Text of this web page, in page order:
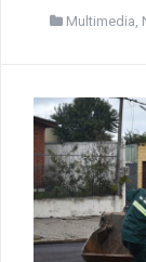
Multimedia